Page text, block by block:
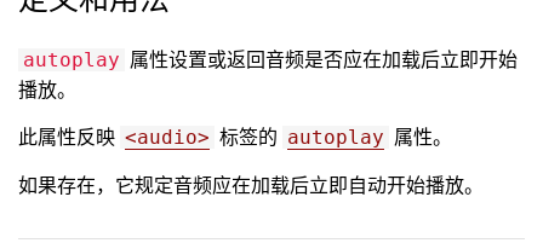
autoplay 属性设置或返回音频是否应在加载后立即开始
播放。
此属性反映 <audio> 标签的 autoplay 属性。
如果存在，它规定音频应在加载后立即自动开始播放。